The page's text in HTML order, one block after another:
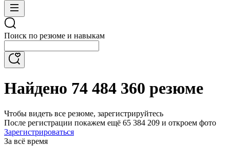
Поиск по резюме и навыкам
Найдено 74 484 360 резюме
Чтобы видеть все резюме, зарегистрируйтесь
После регистрации покажем ещё 65 384 209 и откроем фото
Зарегистрироваться
За всё время